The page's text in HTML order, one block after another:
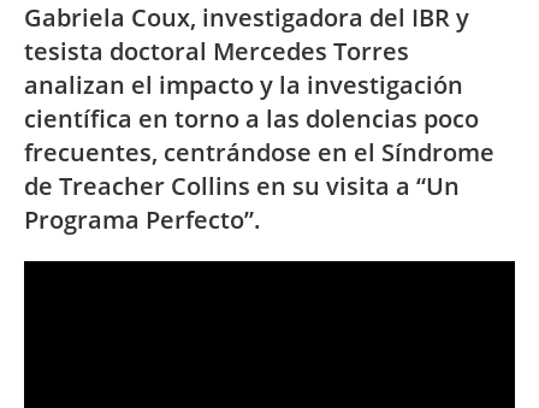
Gabriela Coux, investigadora del IBR y
tesista doctoral Mercedes Torres
analizan el impacto y la investigación
científica en torno a las dolencias poco
frecuentes, centrándose en el Síndrome
de Treacher Collins en su visita a “Un
Programa Perfecto”.